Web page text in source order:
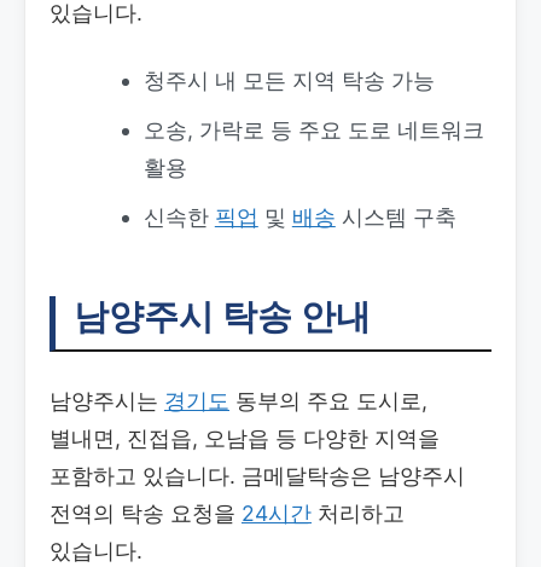
있습니다.
청주시 내 모든 지역 탁송 가능
오송, 가락로 등 주요 도로 네트워크
활용
신속한 픽업 및 배송 시스템 구축
남양주시 탁송 안내
남양주시는 경기도 동부의 주요 도시로,
별내면, 진접읍, 오남읍 등 다양한 지역을
포함하고 있습니다. 금메달탁송은 남양주시
전역의 탁송 요청을 24시간 처리하고
있습니다.